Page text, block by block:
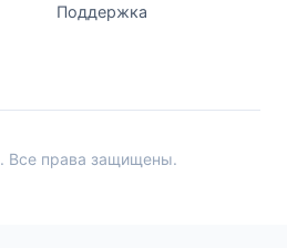
Поддержка
. Все права защищены.